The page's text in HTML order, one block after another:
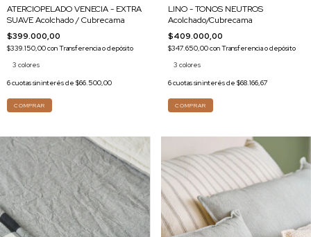
ATERCIOPELADO VENECIA - EXTRA
SUAVE Acolchado / Cubrecama
$399.000,00
$339.150,00conTransferencia o depósito
3 colores
6cuotas sin interés de $66.500,00
COMPRAR
LINO - TONOS NEUTROS
Acolchado/Cubrecama
$409.000,00
$347.650,00conTransferencia o depósito
3 colores
6cuotas sin interés de $68.166,67
COMPRAR